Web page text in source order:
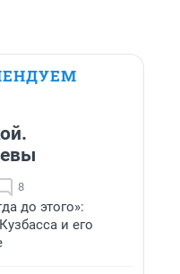
8
до этого»:
и его